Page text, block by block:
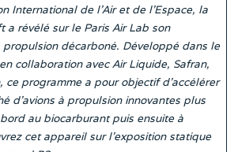
International de l’Air et de l’Espace, la
a révélé sur le Paris Air Lab son
propulsion décarboné. Développé dans le
collaboration avec Air Liquide, Safran,
ce programme a pour objectif d’accélérer
d’avions à propulsion innovantes plus
au biocarburant puis ensuite à
cet appareil sur l’exposition statique